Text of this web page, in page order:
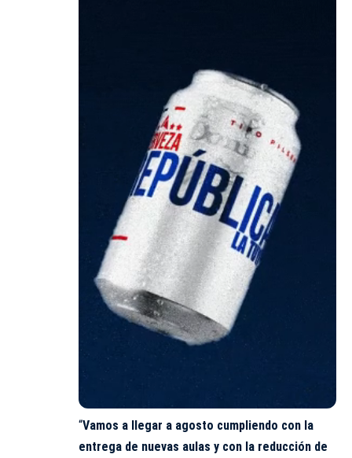
“Vamos a llegar a agosto cumpliendo con la
entrega de nuevas aulas y con la reducción de